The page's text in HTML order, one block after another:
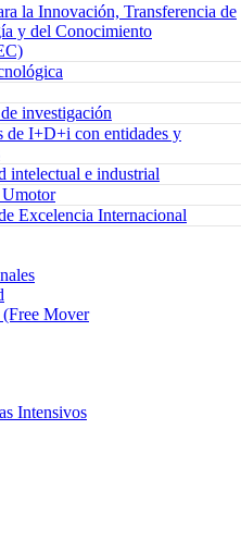
la Innovación, Transferencia de
y del Conocimiento
investigación
de I+D+i con entidades y
intelectual e industrial
Excelencia Internacional
(Free Mover
Intensivos